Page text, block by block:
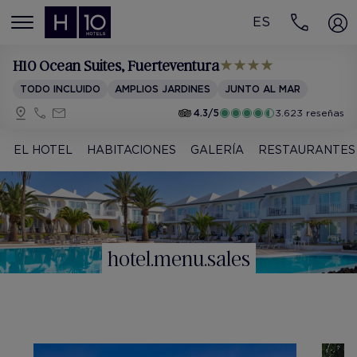
MENÚ
ES
H10 Ocean Suites, Fuerteventura
TODO INCLUIDO AMPLIOS JARDINES
JUNTO AL MAR
4.3/5
3.623 reseñas
EL HOTEL HABITACIONES GALERÍA RESTAURANTES
hotel.menu.sales